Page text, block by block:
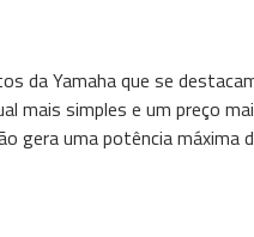
da Yamaha que se
mais simples e um preço
gera uma potência máxima